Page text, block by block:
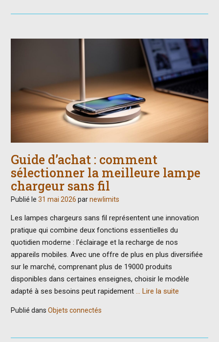
Guide d’achat : comment
sélectionner la meilleure lampe
chargeur sans fil
Publié le 31 mai 2026 parnewlimits
Les lampes chargeurs sans fil représentent une innovation
pratique qui combine deux fonctions essentielles du
quotidien moderne : l'éclairage et la recharge de nos
appareils mobiles. Avec une offre de plus en plus diversifiée
sur le marché, comprenant plus de 19000 produits
disponibles dans certaines enseignes, choisir le modèle
adapté à ses besoins peut rapidement
… Lire la suite
Publié dans Objets connectés